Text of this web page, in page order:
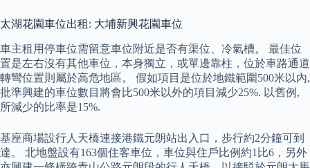
太湖花園車位出租: 大埔新興花園車位
車主租用停車位需留意車位附近是否有渠位、冷氣槽。 最佳位
置是左右沒有其他車位，本身獨立，或單邊靠柱，位於車路通道
轉彎位置則屬於高危地區。 假如項目是位於地鐵範圍500米以內,
批準興建的車位數目將會比500米以外的項目減少25%. 以舊例,
所減少的比率是15%.
基座商場設行人天橋連接港鐵元朗站出入口，步行約2分鐘可到
達。 北地盤設有163個住客車位，車位與住戶比例約1比6，另外